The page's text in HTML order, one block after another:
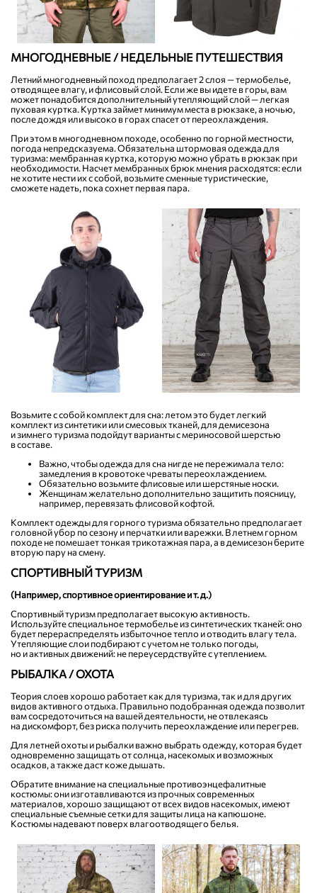
МНОГОДНЕВНЫЕ / НЕДЕЛЬНЫЕ ПУТЕШЕСТВИЯ
Летний многодневный поход предполагает 2 слоя — термобелье,
отводящее влагу, и флисовый слой. Если же вы идете в горы, вам
может понадобится дополнительный утепляющий слой — легкая
пуховая куртка. Куртка займет минимум места в рюкзаке, а ночью,
после дождя или высоко в горах спасет от переохлаждения.
При этом в многодневном походе, особенно по горной местности,
погода непредсказуема. Обязательна штормовая одежда для
туризма: мембранная куртка, которую можно убрать в рюкзак при
необходимости. Насчет мембранных брюк мнения расходятся: если
не хотите нести их с собой, возьмите сменные туристические,
сможете надеть, пока сохнет первая пара.
Возьмите с собой комплект для сна: летом это будет легкий
комплект из синтетики или смесовых тканей, для демисезона
и зимнего туризма подойдут варианты с мериносовой шерстью
в составе.
Важно, чтобы одежда для сна нигде не пережимала тело:
замедления в кровотоке чреваты переохлаждением.
Обязательно возьмите флисовые или шерстяные носки.
Женщинам желательно дополнительно защитить поясницу,
например, перевязать флисовой кофтой.
Комплект одежды для горного туризма обязательно предполагает
головной убор по сезону и перчатки или варежки. В летнем горном
походе не помешает тонкая трикотажная пара, а в демисезон берите
вторую пару на смену.
СПОРТИВНЫЙ ТУРИЗМ
(Например, спортивное ориентированиеи т. д.)
Спортивный туризм предполагает высокую активность.
Используйте специальное термобелье из синтетических тканей: оно
будет перераспределять избыточное тепло и отводить влагу тела.
Утепляющие слои подбирают с учетом не только погоды,
но и активных движений: не переусердствуйте с утеплением.
РЫБАЛКА / ОХОТА
Теория слоев хорошо работает как для туризма, так и для других
видов активного отдыха. Правильно подобранная одежда позволит
вам сосредоточиться на вашей деятельности, не отвлекаясь
на дискомфорт, без риска получить переохлаждение или перегрев.
Для летней охоты и рыбалки важно выбрать одежду, которая будет
одновременно защищать от солнца, насекомых и возможных
осадков, а также даст коже дышать.
Обратите внимание на специальные противоэнцефалитные
костюмы: они изготавливаются из прочных современных
материалов, хорошо защищают от всех видов насекомых, имеют
специальные съемные сетки для защиты лица на капюшоне.
Костюмы надевают поверх влагоотводящего белья.